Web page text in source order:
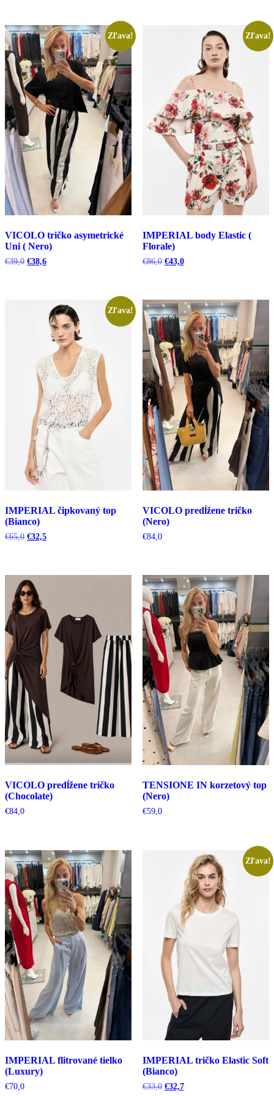
Zľava!
VICOLO tričko asymetrické
Uni ( Nero)
€39,0 Pôvodná
€38,6Aktuálna
Zľava!
IMPERIAL body Elastic (
Florale)
€86,0 Pôvodná
€43,0Aktuálna
Zľava!
IMPERIAL čipkovaný top
(Bianco)
€65,0 Pôvodná
€32,5Aktuálna
VICOLO predĺžene tričko
(Nero)
€84,0
VICOLO predĺžene tričko
(Chocolate)
€84,0
TENSIONE IN korzetový top
(Nero)
€59,0
IMPERIAL flitrované tielko
(Luxury)
€70,0
Zľava!
IMPERIAL tričko Elastic Soft
(Bianco)
€33,0 Pôvodná
€32,7Aktuálna